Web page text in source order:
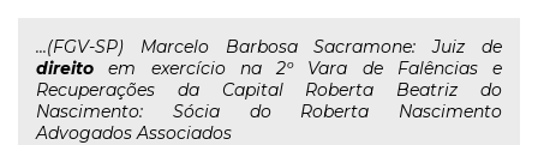
...(FGV-SP) Marcelo Barbosa Sacramone: Juiz de
direito em exercício na 2º Vara de Falências e
Recuperações da Capital Roberta Beatriz do
Nascimento: Sócia do Roberta Nascimento
Advogados Associados